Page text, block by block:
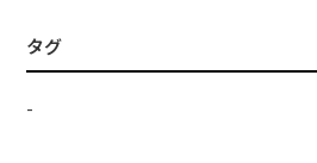
タグ
-